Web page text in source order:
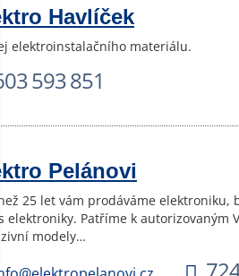
Havlíček
elektroinstalačního materiálu.
593 851
Pelánovi
než 25 let vám prodáváme
elektroniky. Patříme k autorizovaným
modely…